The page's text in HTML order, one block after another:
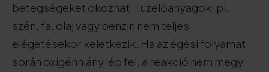
betegségeket okozhat. Tüzelőanyagok, pl.
szén, fa, olaj vagy benzin nem teljes
elégetésekor keletkezik. Ha az égési folyamat
során oxigénhiány lép fel, a reakció nem megy